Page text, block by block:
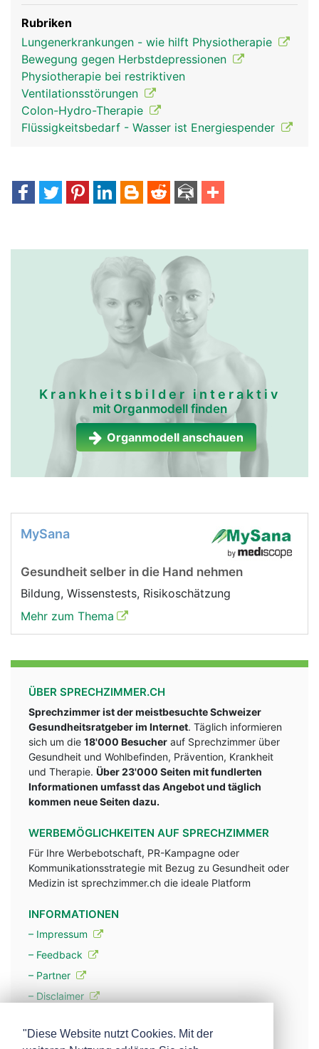
Rubriken
Lungenerkrankungen - wie hilft Physiotherapie
Bewegung gegen Herbstdepressionen
Physiotherapie bei restriktiven
Ventilationsstörungen
Colon-Hydro-Therapie
Flüssigkeitsbedarf - Wasser ist Energiespender
Krankheitsbilder interaktiv
mit Organmodell finden
Organmodell anschauen
MySana
Gesundheit selber in die Hand nehmen
Bildung, Wissenstests, Risikoschätzung
Mehr zum Thema
ÜBER SPRECHZIMMER.CH
Sprechzimmer ist der meistbesuchte Schweizer
Gesundheitsratgeber im Internet. Täglich informieren
sich um die 18'000 Besucher auf Sprechzimmer über
Gesundheit und Wohlbefinden, Prävention, Krankheit
und Therapie. Über 23'000 Seiten mit fundlerten
Informationen umfasst das Angebot und täglich
kommen neue Seiten dazu.
WERBEMÖGLICHKEITEN AUF SPRECHZIMMER
Für Ihre Werbebotschaft, PR-Kampagne oder
Kommunikationsstrategie mit Bezug zu Gesundheit oder
Medizin ist sprechzimmer.ch die ideale Platform
INFORMATIONEN
– Impressum
– Feedback
– Partner
– Disclaimer
"Diese Website nutzt Cookies. Mit der